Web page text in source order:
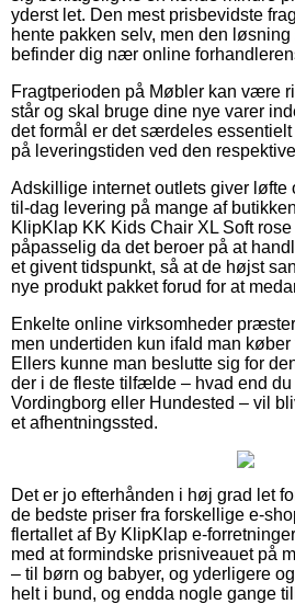
yderst let. Den mest prisbevidste
hente pakken selv, men den
befinder dig nær online
Fragtperioden på Møbler kan være
står og skal bruge dine nye varer
det formål er det særdeles
på leveringstiden ved den
Adskillige internet outlets giver løfte
til-dag levering på mange af
KlipKlap KK Kids Chair XL Soft
påpasselig da det beroer på at
et givent tidspunkt, så at de højst
nye produkt pakket forud for at
Enkelte online virksomheder
men undertiden kun ifald man
Ellers kunne man beslutte sig for
der i de fleste tilfælde – hvad end
Vordingborg eller Hundested – vil
et afhentningssted.
Det er jo efterhånden i høj grad let
de bedste priser fra forskellige e-
flertallet af By KlipKlap e-
med at formindske prisniveauet på
– til børn og babyer, og yderligere
helt i bund, og endda nogle gange